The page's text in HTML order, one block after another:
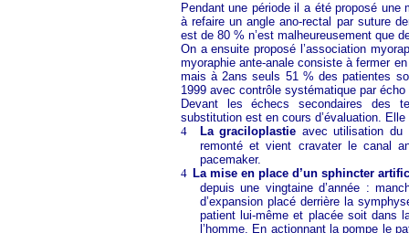
Pendant une période il a été proposé
à refaire un angle ano-rectal par suture
est de 80 % n’est malheureusement que
On a ensuite proposé l’association
myoraphie ante-anale consiste à fermer
mais à 2ans seuls 51 % des patientes
1999 avec contrôle systématique par écho
Devant les échecs secondaires des
substitution est en cours d’évaluation.
4
La graciloplastie avec utilisation du
remonté et vient cravater le canal
pacemaker.
4 La mise en place d’un sphincter
depuis une vingtaine d’année :
d’expansion placé derrière la
patient lui-même et placée soit dans
l’homme. En actionnant la pompe le